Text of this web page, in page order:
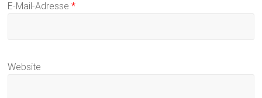
E-Mail-Adresse*
Website